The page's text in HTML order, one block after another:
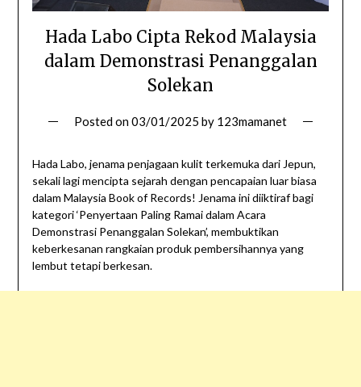
Hada Labo Cipta Rekod Malaysia
dalam Demonstrasi Penanggalan
Solekan
Posted on03/01/2025 by 123mamanet
Hada Labo, jenama penjagaan kulit terkemuka dari Jepun,
sekali lagi mencipta sejarah dengan pencapaian luar biasa
dalam Malaysia Book of Records! Jenama ini diiktiraf bagi
kategori ‘Penyertaan Paling Ramai dalam Acara
Demonstrasi Penanggalan Solekan’, membuktikan
keberkesanan rangkaian produk pembersihannya yang
lembut tetapi berkesan.